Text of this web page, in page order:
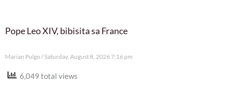
Pope Leo XIV, bibisita sa France
Marian Pulgo Saturday, August 8, 2026 7:16 pm
6,049 total views